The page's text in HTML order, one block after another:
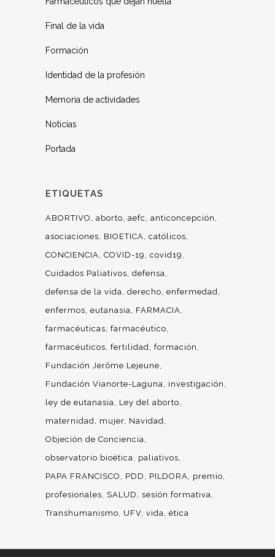
Final de la vida
Formación
Identidad de la profesión
Memoria de actividades
Noticias
Portada
ETIQUETAS
ABORTIVO aborto aefc
anticoncepción
asociaciones
BIOETICA católicos
CONCIENCIA COVID-19
covid19
Cuidados Paliativos defensa
defensa de la vida derecho enfermedad
enfermos eutanasia
FARMACIA
farmacéuticas farmacéutico
farmacéuticos fertilidad formación
Fundación Jerôme Lejeune
Fundación Vianorte-Laguna
investigación
ley de eutanasia
Ley del aborto
maternidad
mujer Navidad
Objeción de Conciencia
observatorio bioética
paliativos
PAPA FRANCISCO
PDD PILDORA
premio
profesionales
SALUD
sesión formativa
Transhumanismo
UFV vida ética